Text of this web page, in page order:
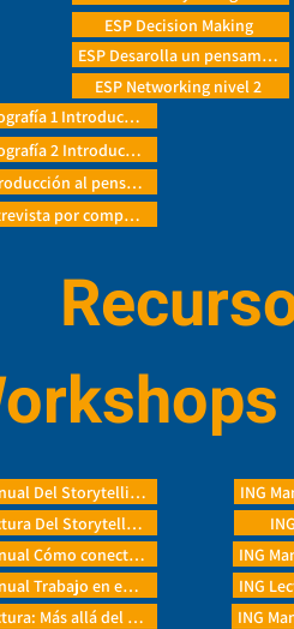
ESP Decision Making
ESP Desarolla un pensamiento Estratégico
ESP Networking nivel 2
ESP Infografía 1 Introducción al pensamiento de ventas
ESP Infografía 2 Introducción al pensamiento de ventas
ESP Introducción al pensamiento de ventas
ESP Entrevista por competencia Nivel básico
ESP Manual Del Storytelling al Story “Doing
ESP Lectura Del Storytelling al Storydoing.
ESP Manual Cómo conectar con tus huéspedes a través de la I.E
ESP Manual Trabajo en equipo y creación de redes
ESP Lectura: Más allá del trabajo en equipo